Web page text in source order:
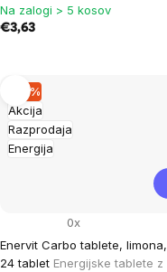
Na zalogi > 5 kosov
€3,63
Akcija
Razprodaja
Energija
–15 %
Enervit Carbo tablete, limona,
24 tablet Energijske tablete z
0x